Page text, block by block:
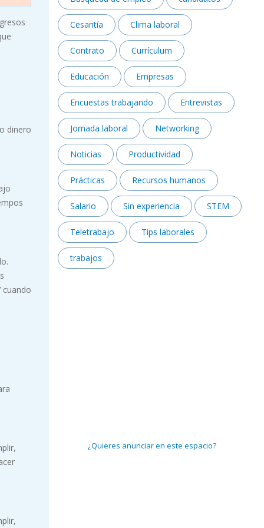
dinero
cuando
Cesantía Clima laboral
Contrato Currículum
Educación Empresas
Encuestas trabajando Entrevistas
Jornada laboral Networking
Noticias Productividad
Prácticas Recursos humanos
Salario Sin experiencia STEM
Teletrabajo Tips laborales
trabajos
¿Quieres anunciar en este espacio?